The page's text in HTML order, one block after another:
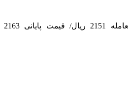
نماد «ومعادن» / آخرین معامله 2151 ریال/ قیمت پایانی 2163